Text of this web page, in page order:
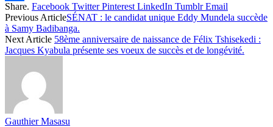
Share
Share. Facebook Twitter Pinterest LinkedIn Tumblr Email
Previous ArticleSÉNAT : le candidat unique Eddy Mundela succède
à Samy Badibanga.
Next Article 58ème anniversaire de naissance de Félix Tshisekedi :
Jacques Kyabula présente ses voeux de succès et de longévité.
Gauthier Masasu